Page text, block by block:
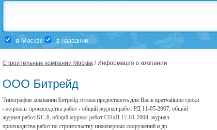
в Москве в названии
Строительные компании Москва / Информация о компании
ООО Битрейд
Типография компании Битрейд готова предоставить для Вас в кратчайшие сроки
- журналы производства работ - общий журнал работ РД 11-05-2007, общий
журнал работ КС-6, общий журнал работ СНиП 12-01-2004, журнал
производства работ по строительству инженерных сооружений и др.